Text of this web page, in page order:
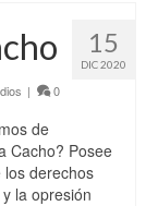
15
DIC 2020
| 0
de
Cacho? Posee
derechos
la opresión